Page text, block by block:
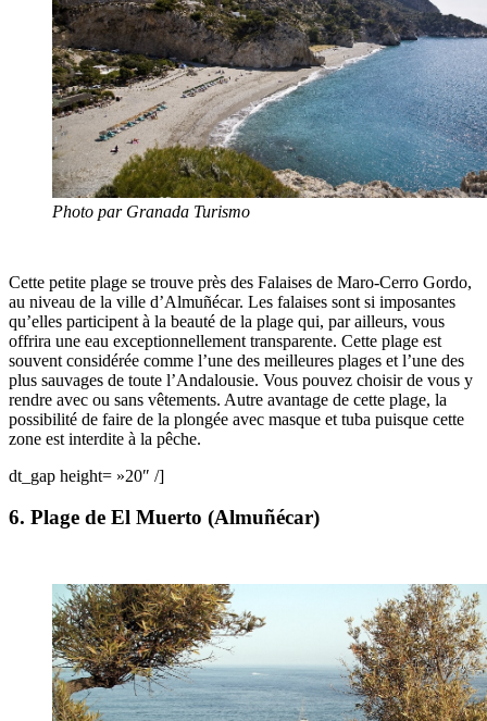
Photo par Granada Turismo
Cette petite plage se trouve près des Falaises de Maro-Cerro Gordo,
au niveau de la ville d’Almuñécar. Les falaises sont si imposantes
qu’elles participent à la beauté de la plage qui, par ailleurs, vous
offrira une eau exceptionnellement transparente. Cette plage est
souvent considérée comme l’une des meilleures plages et l’une des
plus sauvages de toute l’Andalousie. Vous pouvez choisir de vous y
rendre avec ou sans vêtements. Autre avantage de cette plage, la
possibilité de faire de la plongée avec masque et tuba puisque cette
zone est interdite à la pêche.
dt_gap height= »20″ /]
6. Plage de El Muerto (Almuñécar)